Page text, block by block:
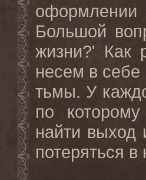
Большой
жизни?' Как
несем в
тьмы. У
по
найти выход
потеряться в